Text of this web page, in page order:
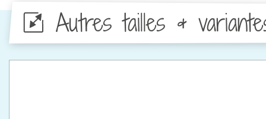
Autres tailles &